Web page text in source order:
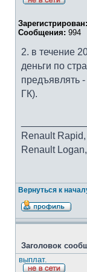
Зарегистрирован:
Сообщения: 994
2. в течение
деньги по
предъявлять
ГК).
Renault
Renault
Вернуться к
Заголовок
выплат.